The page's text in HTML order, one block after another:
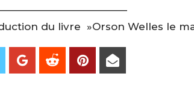
du livre »Orson Welles le